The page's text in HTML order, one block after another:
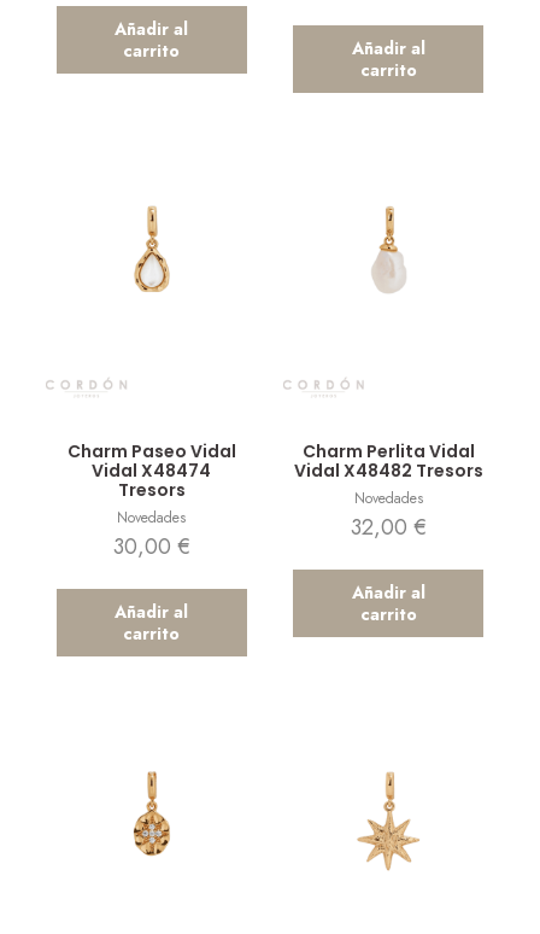
Añadir al
carrito
Añadir al
carrito
Charm Paseo Vidal
Vidal X48474
Tresors
Novedades
30,00 €
Añadir al
carrito
Charm Perlita Vidal
Vidal X48482 Tresors
Novedades
32,00 €
Añadir al
carrito